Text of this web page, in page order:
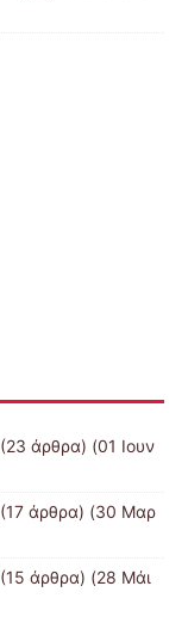
(23 άρθρα) (01 Ιουν
(17 άρθρα) (30 Μαρ
(15 άρθρα) (28 Μάι